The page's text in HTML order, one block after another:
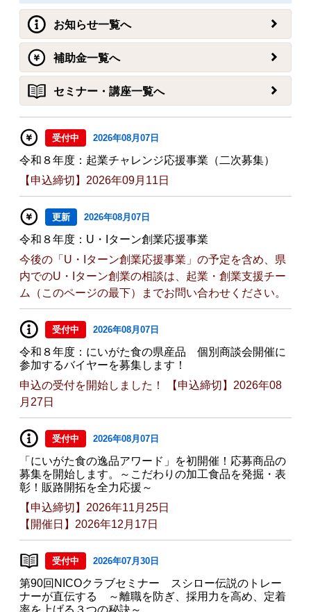
お知らせ一覧へ
補助金一覧へ
セミナー・講座一覧へ
受付中 2026年08月07日
令和８年度：起業チャレンジ応援事業（二次募集）
【申込締切】2026年09月11日
更新 2026年08月07日
令和８年度：U・Iターン創業応援事業
今後の「U・Iターン創業応援事業」の予定を含め、県
内でのU・Iターン創業の相談は、起業・創業支援チー
ム（このページの最下）までお問い合わせください。
受付中 2026年08月07日
令和８年度：にいがた食の県産品 個別商談会開催に
参加するバイヤーを募集します！
申込の受付を開始しました！ 【申込締切】2026年08
月27日
受付中 2026年08月07日
「にいがた食の逸品アワード」を初開催！応募商品の
募集を開始します。～こだわりの加工食品を発掘・表
彰！販路開拓を全力応援～
【申込締切】2026年11月25日
【開催日】2026年12月17日
受付中 2026年07月30日
第90回NICOクラブセミナー スシロー伝説のトレー
ナーが直伝する ～離職を防ぎ、採用力を高め、定着